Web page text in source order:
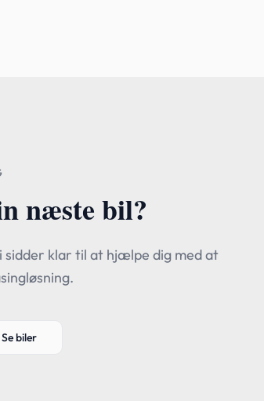
næste bil?
sidder klar til at hjælpe dig med at
Se biler